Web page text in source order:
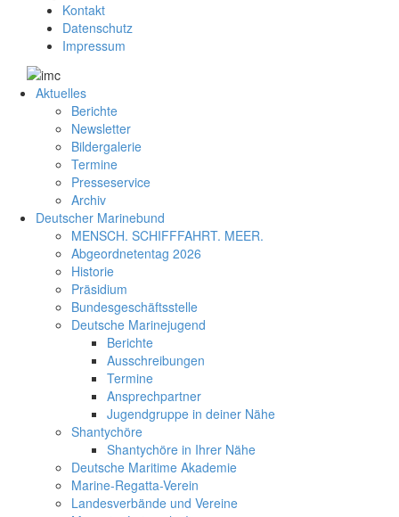
Kontakt
Datenschutz
Impressum
Aktuelles
Berichte
Newsletter
Bildergalerie
Termine
Presseservice
Archiv
Deutscher Marinebund
MENSCH. SCHIFFFAHRT. MEER.
Abgeordnetentag 2026
Historie
Präsidium
Bundesgeschäftsstelle
Deutsche Marinejugend
Berichte
Ausschreibungen
Termine
Ansprechpartner
Jugendgruppe in deiner Nähe
Shantychöre
Shantychöre in Ihrer Nähe
Deutsche Maritime Akademie
Marine-Regatta-Verein
Landesverbände und Vereine